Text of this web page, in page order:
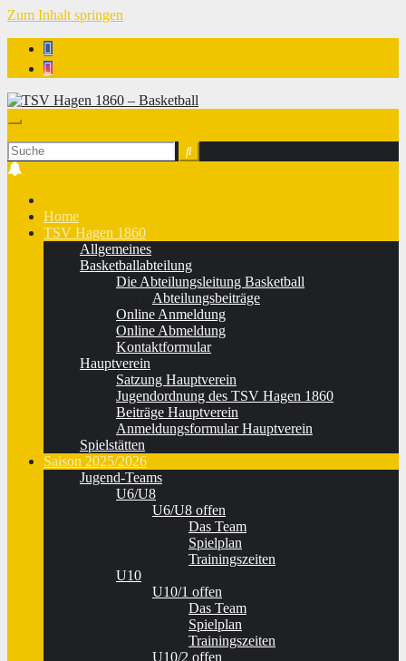
Zum Inhalt springen
Home
TSV Hagen 1860
Allgemeines
Basketballabteilung
Die Abteilungsleitung Basketball
Abteilungsbeiträge
Online Anmeldung
Online Abmeldung
Kontaktformular
Hauptverein
Satzung Hauptverein
Jugendordnung des TSV Hagen 1860
Beiträge Hauptverein
Anmeldungsformular Hauptverein
Spielstätten
Saison 2025/2026
Jugend-Teams
U6/U8
U6/U8 offen
Das Team
Spielplan
Trainingszeiten
U10
U10/1 offen
Das Team
Spielplan
Trainingszeiten
U10/2 offen